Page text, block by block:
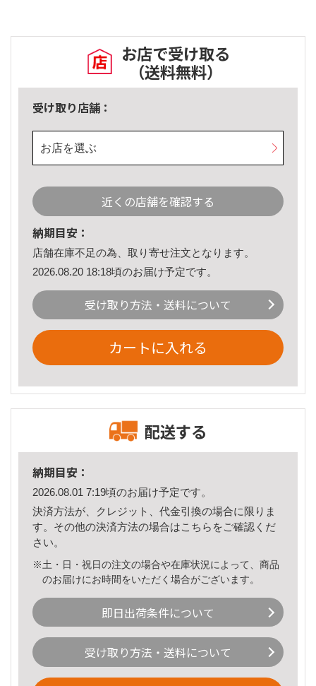
お店で受け取る
（送料無料）
受け取り店舗：
お店を選ぶ
近くの店舗を確認する
納期目安：
店舗在庫不足の為、取り寄せ注文となります。
2026.08.20 18:18頃のお届け予定です。
受け取り方法・送料について
カートに入れる
配送する
納期目安：
2026.08.01 7:19頃のお届け予定です。
決済方法が、クレジット、代金引換の場合に限りま
す。その他の決済方法の場合はこちら をご確認くだ
さい。
※土・日・祝日の注文の場合や在庫状況によって、商品
のお届けにお時間をいただく場合がございます。
即日出荷条件について
受け取り方法・送料について